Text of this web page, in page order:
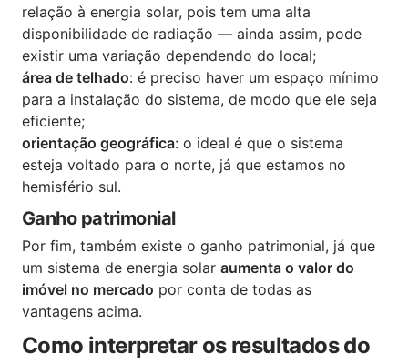
relação à energia solar, pois tem uma alta
disponibilidade de radiação — ainda assim, pode
existir uma variação dependendo do local;
área de telhado: é preciso haver um espaço mínimo
para a instalação do sistema, de modo que ele seja
eficiente;
orientação geográfica: o ideal é que o sistema
esteja voltado para o norte, já que estamos no
hemisfério sul.
Ganho patrimonial
Por fim, também existe o ganho patrimonial, já que
um sistema de energia solar aumenta o valor do
imóvel no mercado por conta de todas as
vantagens acima.
Como interpretar os resultados do